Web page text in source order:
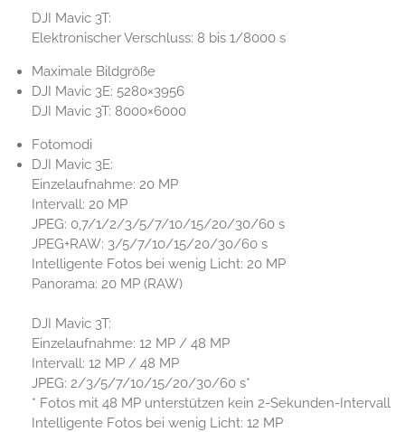
DJI Mavic 3T:
Elektronischer Verschluss: 8 bis 1/8000 s
Maximale Bildgröße
DJI ‎Mavic 3E: 5280×3956
DJI Mavic 3T: 8000×6000
Fotomodi
DJI Mavic 3E:
Einzelaufnahme: 20 MP
Intervall: 20 MP
JPEG: 0,7/1/2/3/5/7/10/15/20/30/60 s
JPEG+RAW: 3/5/7/10/15/20/30/60 s
Intelligente Fotos bei wenig Licht: 20 MP
Panorama: 20 MP (RAW)
DJI Mavic 3T:
Einzelaufnahme: 12 MP / 48 MP
Intervall: 12 MP / 48 MP
JPEG: 2/3/5/7/10/15/20/30/60 s*
* Fotos mit 48 MP unterstützen kein 2-Sekunden-Intervall
Intelligente Fotos bei wenig Licht: 12 MP